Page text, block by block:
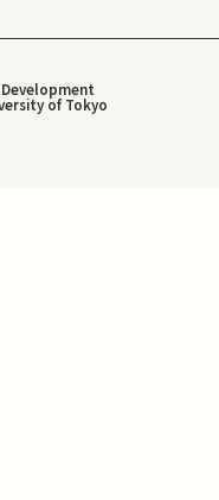
of Tokyo